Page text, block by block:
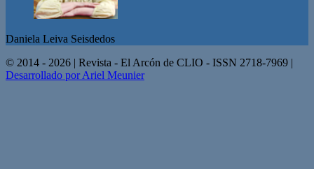
Daniela Leiva Seisdedos
© 2014 - 2026 | Revista - El Arcón de CLIO - ISSN 2718-7969 |
Desarrollado por Ariel Meunier